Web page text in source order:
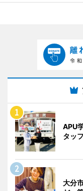
APU
タッ
大分